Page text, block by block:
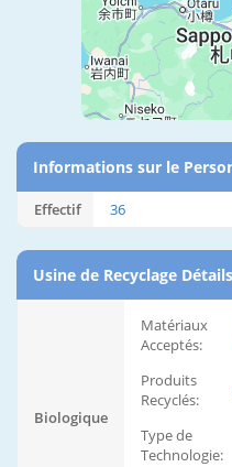
Informations sur le
Effectif 36
Usine de Recyclage
Biologique
Matériaux
Acceptés:
Produits
Recyclés:
Type de
Technologie: